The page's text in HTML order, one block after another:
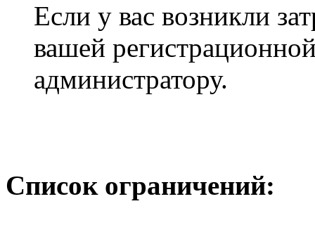
Если у вас возникли
вашей
администратору.
Список ограничений: